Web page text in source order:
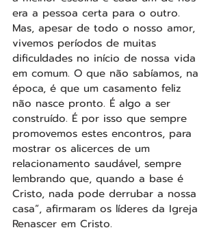
era a pessoa certa para o outro.
Mas, apesar de todo o nosso amor,
vivemos períodos de muitas
dificuldades no início de nossa vida
em comum. O que não sabíamos, na
época, é que um casamento feliz
não nasce pronto. É algo a ser
construído. É por isso que sempre
promovemos estes encontros, para
mostrar os alicerces de um
relacionamento saudável, sempre
lembrando que, quando a base é
Cristo, nada pode derrubar a nossa
casa”, afirmaram os líderes da Igreja
Renascer em Cristo.